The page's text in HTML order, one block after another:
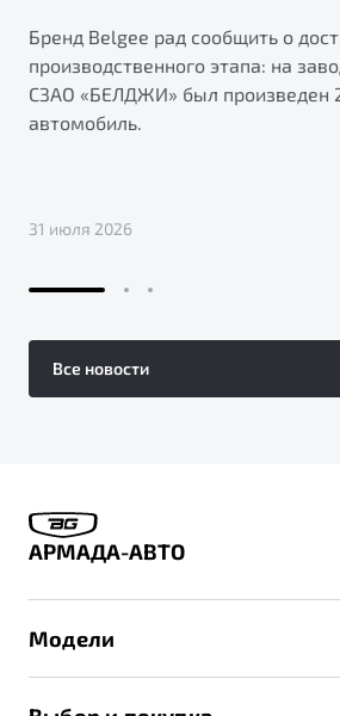
Бренд Belgee рад сообщить о
производственного этапа: на
СЗАО «БЕЛДЖИ» был произведен
автомобиль.
31 июля 2026
Все новости
АРМАДА-АВТО
Модели